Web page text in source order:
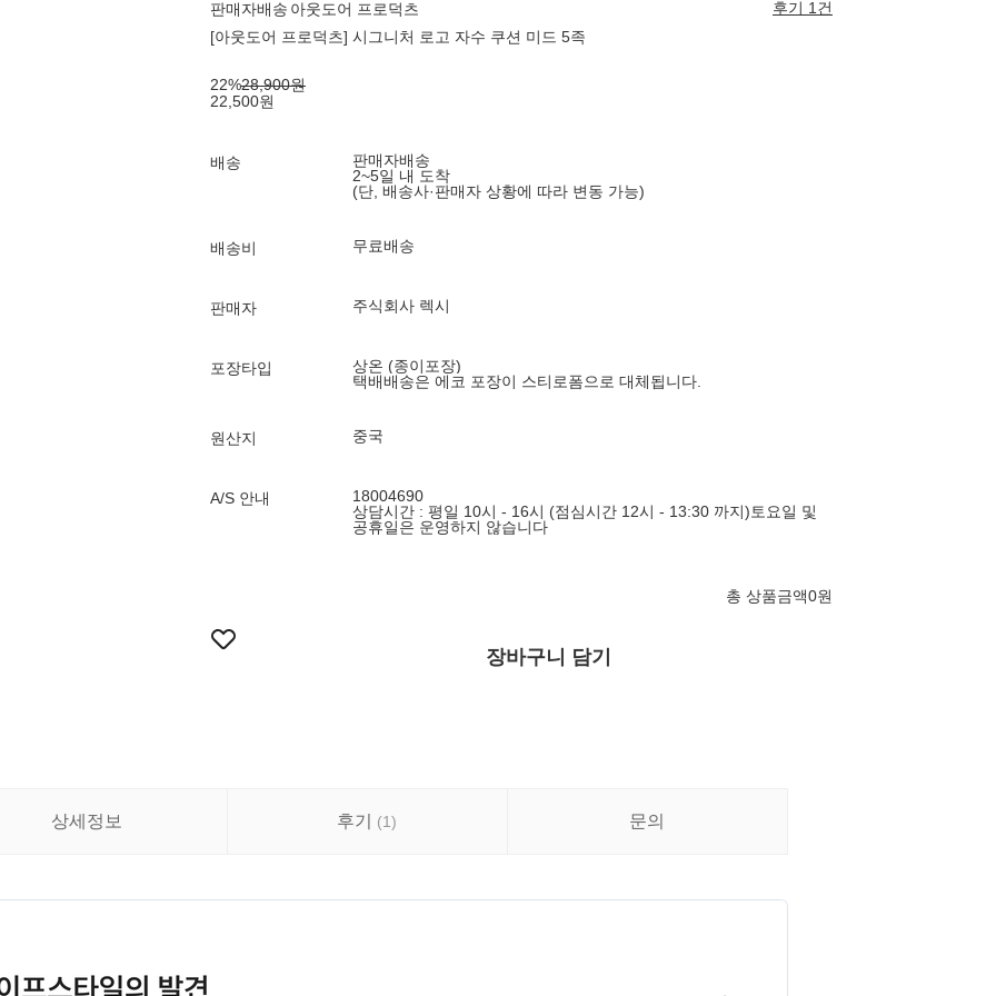
판매자배송 아웃도어 프로덕츠
후기 1건
[아웃도어 프로덕츠] 시그니처 로고 자수 쿠션 미드 5족
22%28,900원
22,500원
배송
판매자배송
2~5일 내 도착
(단, 배송사·판매자 상황에 따라 변동 가능)
배송비 무료배송
판매자 주식회사 렉시
포장타입
상온 (종이포장)
택배배송은 에코 포장이 스티로폼으로 대체됩니다.
원산지 중국
A/S 안내
18004690
상담시간 : 평일 10시 - 16시 (점심시간 12시 - 13:30 까지)토요일 및
공휴일은 운영하지 않습니다
총 상품금액0원
장바구니 담기
상세정보 후기 (1) 문의